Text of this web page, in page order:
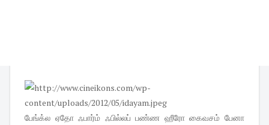
பேங்க்ல ஏதோ ஃபார்ம் ஃபில்லப் பண்ண ஹீரோ கைவசம் பேனா